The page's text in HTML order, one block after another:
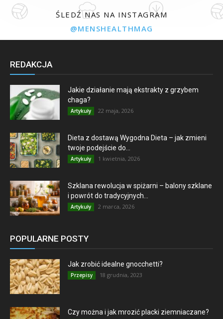
ŚLEDŹ NAS NA INSTAGRAM
@MENSHEALTHMAG
REDAKCJA
Jakie działanie mają ekstrakty z grzybem
chaga?
Artykuły 22 maja, 2026
Dieta z dostawą Wygodna Dieta – jak zmieni
twoje podejście do...
Artykuły 1 kwietnia, 2026
Szklana rewolucja w spiżarni – balony szklane
i powrót do tradycyjnych...
Artykuły 2 marca, 2026
POPULARNE POSTY
Jak zrobić idealne gnocchetti?
Przepisy 18 grudnia, 2023
Czy można i jak mrozić placki ziemniaczane?